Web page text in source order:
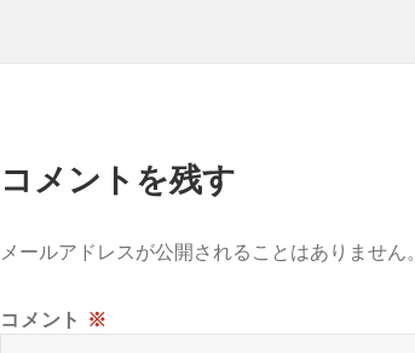
コメントを残す
メールアドレスが公開されることはありません。
コメント ※